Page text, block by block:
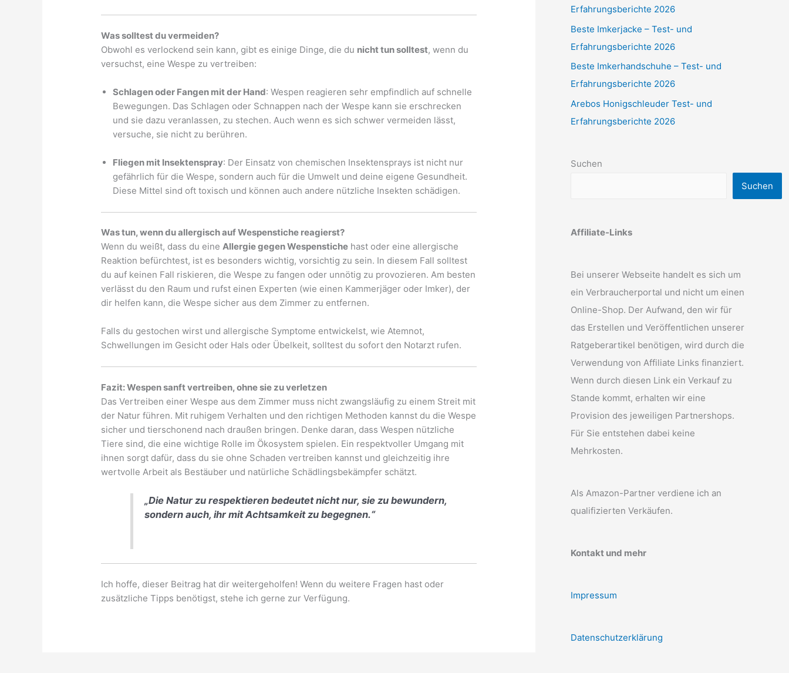
Was solltest du vermeiden?
Obwohl es verlockend sein kann, gibt es einige Dinge, die du nicht tun solltest, wenn du
versuchst, eine Wespe zu vertreiben:
Schlagen oder Fangen mit der Hand: Wespen reagieren sehr empfindlich auf schnelle
Bewegungen. Das Schlagen oder Schnappen nach der Wespe kann sie erschrecken
und sie dazu veranlassen, zu stechen. Auch wenn es sich schwer vermeiden lässt,
versuche, sie nicht zu berühren.
Fliegen mit Insektenspray: Der Einsatz von chemischen Insektensprays ist nicht nur
gefährlich für die Wespe, sondern auch für die Umwelt und deine eigene Gesundheit.
Diese Mittel sind oft toxisch und können auch andere nützliche Insekten schädigen.
Was tun, wenn du allergisch auf Wespenstiche reagierst?
Wenn du weißt, dass du eineAllergie gegen Wespenstiche hast oder eine allergische
Reaktion befürchtest, ist es besonders wichtig, vorsichtig zu sein. In diesem Fall solltest
du auf keinen Fall riskieren, die Wespe zu fangen oder unnötig zu provozieren. Am besten
verlässt du den Raum und rufst einen Experten (wie einen Kammerjäger oder Imker), der
dir helfen kann, die Wespe sicher aus dem Zimmer zu entfernen.
Falls du gestochen wirst und allergische Symptome entwickelst, wie Atemnot,
Schwellungen im Gesicht oder Hals oder Übelkeit, solltest du sofort den Notarzt rufen.
Fazit: Wespen sanft vertreiben, ohne sie zu verletzen
Das Vertreiben einer Wespe aus dem Zimmer muss nicht zwangsläufig zu einem Streit mit
der Natur führen. Mit ruhigem Verhalten und den richtigen Methoden kannst du die Wespe
sicher und tierschonend nach draußen bringen. Denke daran, dass Wespen nützliche
Tiere sind, die eine wichtige Rolle im Ökosystem spielen. Ein respektvoller Umgang mit
ihnen sorgt dafür, dass du sie ohne Schaden vertreiben kannst und gleichzeitig ihre
wertvolle Arbeit als Bestäuber und natürliche Schädlingsbekämpfer schätzt.
„Die Natur zu respektieren bedeutet nicht nur, sie zu bewundern,
sondern auch, ihr mit Achtsamkeit zu begegnen.“
Ich hoffe, dieser Beitrag hat dir weitergeholfen! Wenn du weitere Fragen hast oder
zusätzliche Tipps benötigst, stehe ich gerne zur Verfügung.
Erfahrungsberichte 2026
Beste Imkerjacke – Test- und
Erfahrungsberichte 2026
Beste Imkerhandschuhe – Test- und
Erfahrungsberichte 2026
Arebos Honigschleuder Test- und
Erfahrungsberichte 2026
Suchen
Suchen
Affiliate-Links
Bei unserer Webseite handelt es sich um
ein Verbraucherportal und nicht um einen
Online-Shop. Der Aufwand, den wir für
das Erstellen und Veröffentlichen unserer
Ratgeberartikel benötigen, wird durch die
Verwendung von Affiliate Links finanziert.
Wenn durch diesen Link ein Verkauf zu
Stande kommt, erhalten wir eine
Provision des jeweiligen Partnershops.
Für Sie entstehen dabei keine
Mehrkosten.
Als Amazon-Partner verdiene ich an
qualifizierten Verkäufen.
Kontakt und mehr
Impressum
Datenschutzerklärung